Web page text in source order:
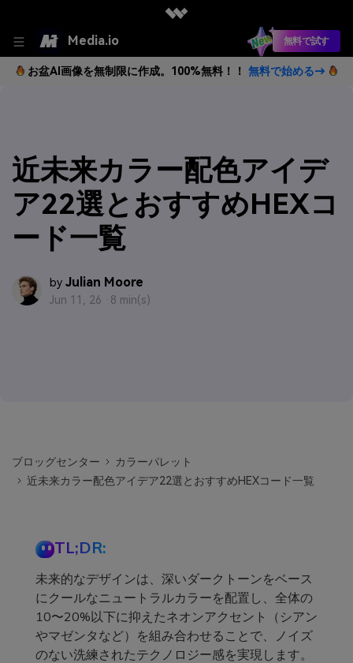
Media.io 無料で試す
お盆AI画像を無制限に作成。100%無料！！ 無料で始める→
近未来カラー配色アイデ
ア22選とおすすめHEXコ
ード一覧
by Julian Moore
Jun 11, 26 · 8 min(s)
ブロッグセンター
カラーパレット
近未来カラー配色アイデア22選とおすすめHEXコード一覧
TL;DR:
未来的なデザインは、深いダークトーンをベース
にクールなニュートラルカラーを配置し、全体の
10〜20%以下に抑えたネオンアクセント（シアン
やマゼンタなど）を組み合わせることで、ノイズ
のない洗練されたテクノロジー感を実現します。